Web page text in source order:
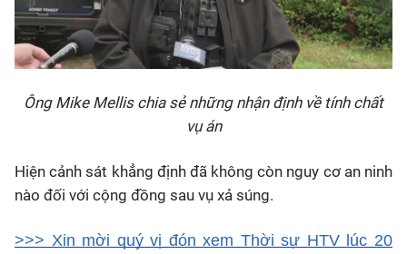
Ông Mike Mellis chia sẻ những nhận định về tính chất
vụ án
Hiện cảnh sát khẳng định đã không còn nguy cơ an ninh
nào đối với cộng đồng sau vụ xả súng.
>>> Xin mời quý vị đón xem Thời sự HTV lúc 20